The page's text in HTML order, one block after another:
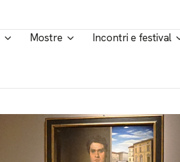
Mostre Incontri e festival